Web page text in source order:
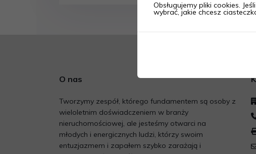
O nas
Tworzymy zespół, którego fundamentem są osoby z
wieloletnim doświadczeniem w branży
nieruchomościowej, ale jesteśmy otwarci na
młodych i energicznych ludzi, którzy swoim
entuzjazmem i zapałem szybko zarażają i
Obsługujemy pliki cookies.
wybrać, jakie chcesz